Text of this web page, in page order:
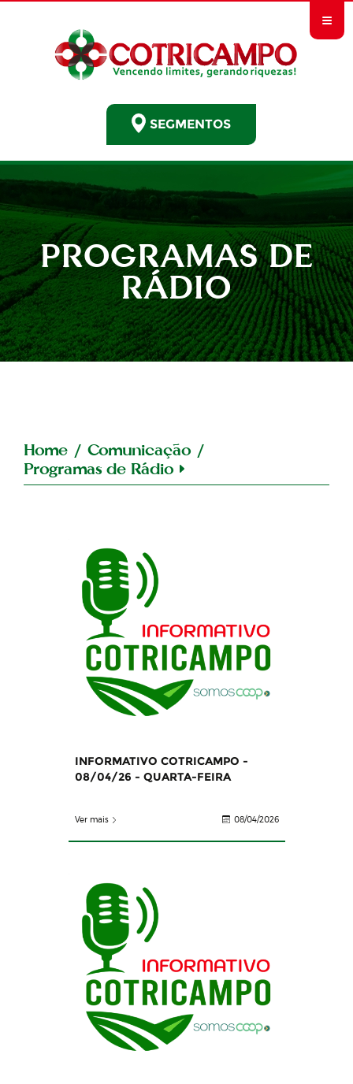
≡
SEGMENTOS
PROGRAMAS DE
RÁDIO
Home / Comunicação /
Programas de Rádio
INFORMATIVO COTRICAMPO -
08/04/26 - QUARTA-FEIRA
Ver mais 08/04/2026